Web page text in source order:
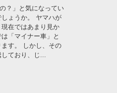
？」と気になってい
ょうか。 ヤマハが
在ではあまり見か
「マイナー車」と
す。 しかし、その
ており、じ...